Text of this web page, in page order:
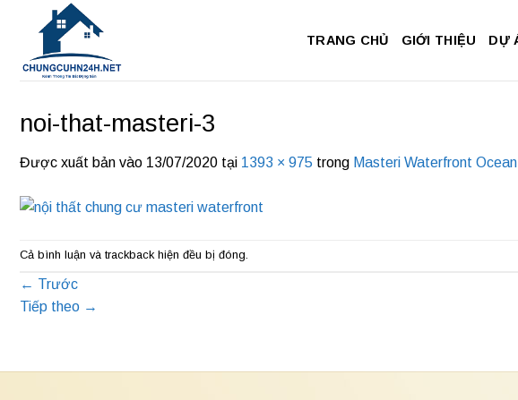
dung
TRANG CHỦ GIỚI THIỆU DỰ
noi-that-masteri-3
Được xuất bản vào 13/07/2020 tại 1393 × 975 trong Masteri Waterfront
Cả bình luận và trackback hiện đều bị đóng.
← Trước
Tiếp theo →